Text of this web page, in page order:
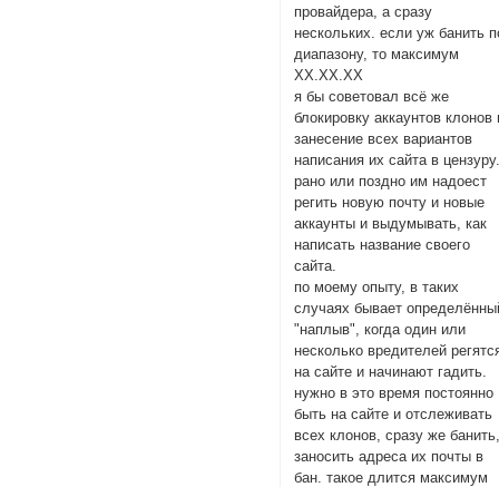
провайдера, а сразу
нескольких. если уж банить
диапазону, то максимум
ХХ.ХХ.ХХ
я бы советовал всё же
блокировку аккаунтов клонов
занесение всех вариантов
написания их сайта в
рано или поздно им надоест
регить новую почту и новые
аккаунты и выдумывать, как
написать название своего
сайта.
по моему опыту, в таких
случаях бывает
"наплыв", когда один или
несколько вредителей
на сайте и начинают гадить.
нужно в это время постоянно
быть на сайте и отслеживать
всех клонов, сразу же
заносить адреса их почты в
бан. такое длится максимум